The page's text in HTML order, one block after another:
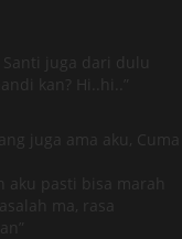
juga dari dulu
kan? Hi..hi..”
juga ama aku, Cuma
aku pasti bisa marah
ma, rasa